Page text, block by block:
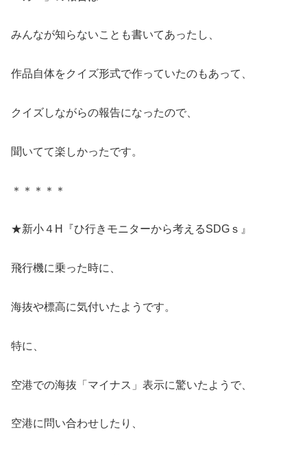
みんなが知らないことも書いてあったし、
作品自体をクイズ形式で作っていたのもあって、
クイズしながらの報告になったので、
聞いてて楽しかったです。
＊＊＊＊＊
★新小４H『ひ行きモニターから考えるSDGｓ』
飛行機に乗った時に、
海抜や標高に気付いたようです。
特に、
空港での海抜「マイナス」表示に驚いたようで、
空港に問い合わせしたり、